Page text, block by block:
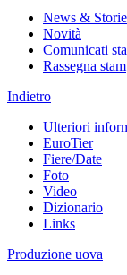
News & Storie
Novità
Comunicati
Rassegna
Indietro
Ulteriori
EuroTier
Fiere/Date
Foto
Video
Dizionario
Links
Produzione uova